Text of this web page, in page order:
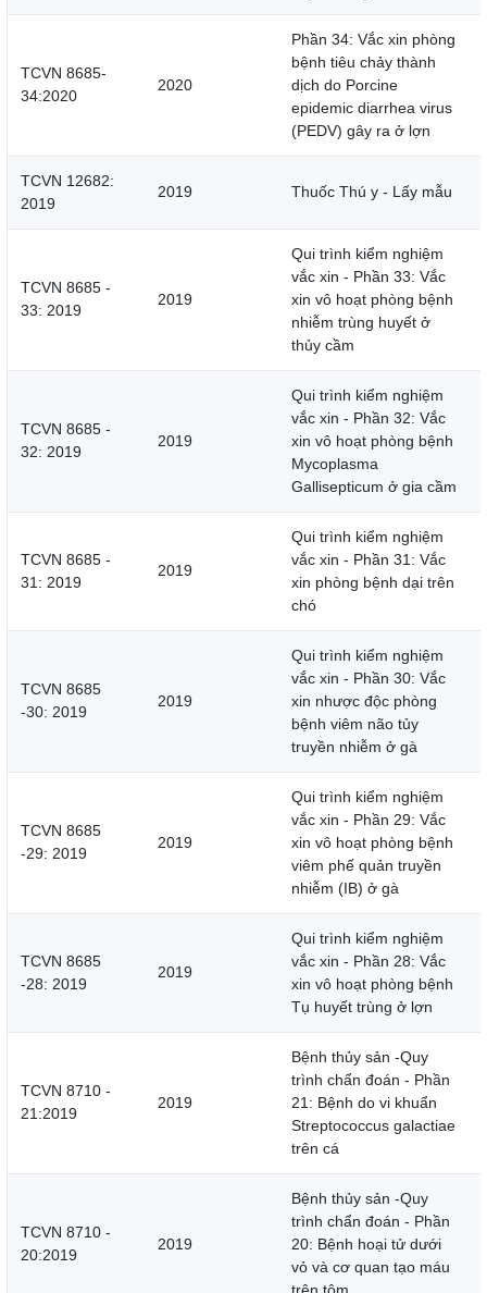
TCVN 8685-
34:2020
2020
Phần 34: Vắc xin phòng
bệnh tiêu chảy thành
dịch do Porcine
epidemic diarrhea virus
(PEDV) gây ra ở lợn
TCVN 12682:
2019
2019 Thuốc Thú y - Lấy mẫu
TCVN 8685 -
33: 2019
2019
Qui trình kiểm nghiệm
vắc xin - Phần 33: Vắc
xin vô hoạt phòng bệnh
nhiễm trùng huyết ở
thủy cầm
TCVN 8685 -
32: 2019
2019
Qui trình kiểm nghiệm
vắc xin - Phần 32: Vắc
xin vô hoạt phòng bệnh
Mycoplasma
Gallisepticum ở gia cầm
TCVN 8685 -
31: 2019
2019
Qui trình kiểm nghiệm
vắc xin - Phần 31: Vắc
xin phòng bệnh dại trên
chó
TCVN 8685
-30: 2019
2019
Qui trình kiểm nghiệm
vắc xin - Phần 30: Vắc
xin nhược độc phòng
bệnh viêm não tủy
truyền nhiễm ở gà
TCVN 8685
-29: 2019
2019
Qui trình kiểm nghiệm
vắc xin - Phần 29: Vắc
xin vô hoạt phòng bệnh
viêm phế quản truyền
nhiễm (IB) ở gà
TCVN 8685
-28: 2019
2019
Qui trình kiểm nghiệm
vắc xin - Phần 28: Vắc
xin vô hoạt phòng bệnh
Tụ huyết trùng ở lợn
TCVN 8710 -
21:2019
2019
Bệnh thủy sản -Quy
trình chẩn đoán - Phần
21: Bệnh do vi khuẩn
Streptococcus galactiae
trên cá
TCVN 8710 -
20:2019
2019
Bệnh thủy sản -Quy
trình chẩn đoán - Phần
20: Bệnh hoại tử dưới
vỏ và cơ quan tạo máu